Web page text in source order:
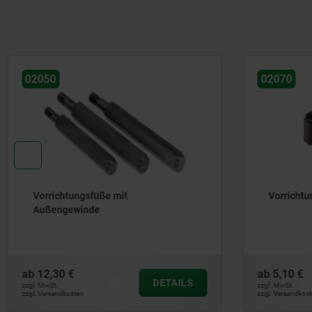
02070
Vorrichtungsfüße mit Innengewinde
ab 5,10 €
zzgl. MwSt.
zzgl. Versandkosten
DETAILS
02030
Füße mit
ab 1,19 €
zzgl. MwSt.
zzgl.